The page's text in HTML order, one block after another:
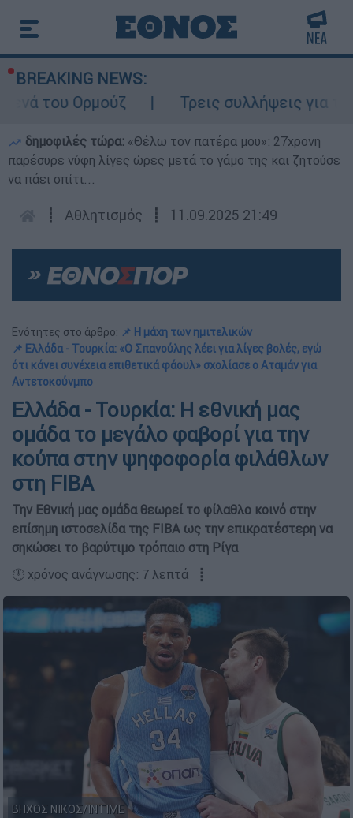
BREAKING NEWS:
Ορμούζ
Τρεις συλλήψεις για τις
δημοφιλές τώρα: «Θέλω τον πατέρα μου»: 27χρονη
παρέσυρε νύφη λίγες ώρες μετά το γάμο της και ζητούσε
να πάει σπίτι...
┋ Αθλητισμός ┋ 11.09.2025 21:49
Ενότητες στο άρθρο: 📌 Η μάχη των ημιτελικών
📌 Ελλάδα - Τουρκία: «Ο Σπανούλης λέει για λίγες βολές, εγώ
ότι κάνει συνέχεια επιθετικά φάουλ» σχολίασε ο Αταμάν για
Αντετοκούνμπο
Ελλάδα - Τουρκία: Η εθνική μας
ομάδα το μεγάλο φαβορί για την
κούπα στην ψηφοφορία φιλάθλων
στη FIBA
Την Εθνική μας ομάδα θεωρεί το φίλαθλο κοινό στην
επίσημη ιστοσελίδα της FIBA ως την επικρατέστερη να
σηκώσει το βαρύτιμο τρόπαιο στη Ρίγα
🕛 χρόνος ανάγνωσης: 7 λεπτά ┋
ΒΗΧΟΣ ΝΙΚΟΣ/INTIME